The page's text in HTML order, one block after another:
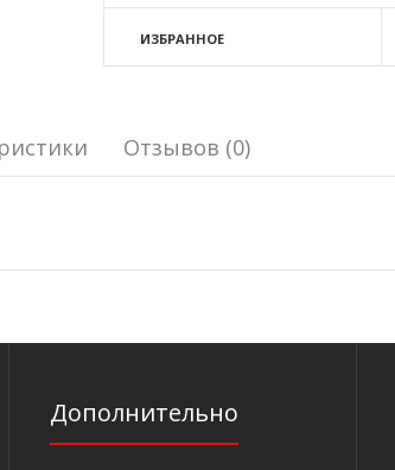
ИЗБРАННОЕ
Отзывов (0)
Дополнительно